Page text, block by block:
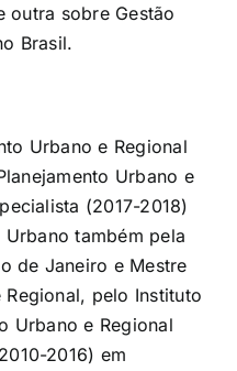
outra sobre Gestão
Brasil.
Urbano e Regional
Urbano e
(2017-2018)
também pela
de Janeiro e Mestre
pelo Instituto
Urbano e Regional
2016) em